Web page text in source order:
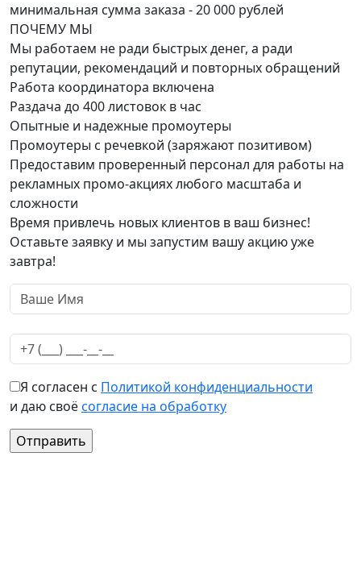
минимальная сумма заказа - 20 000 рублей
ПОЧЕМУ МЫ
Мы работаем не ради быстрых денег, а ради
репутации, рекомендаций и повторных обращений
Работа координатора включена
Раздача до 400 листовок в час
Опытные и надежные промоутеры
Промоутеры с речевкой (заряжают позитивом)
Предоставим проверенный персонал для работы на
рекламных промо-акциях любого масштаба и
сложности
Время привлечь новых клиентов в ваш бизнес!
Оставьте заявку и мы запустим вашу акцию уже
завтра!
Я согласен с Политикой конфиденциальности
и даю своёсогласие на обработку